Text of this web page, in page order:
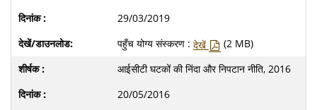
29/03/2019
पहुँच योग्य संस्करण : देखें
(2 MB)
आईसीटी घटकों की निंदा और निपटान नीति, 2016
20/05/2016